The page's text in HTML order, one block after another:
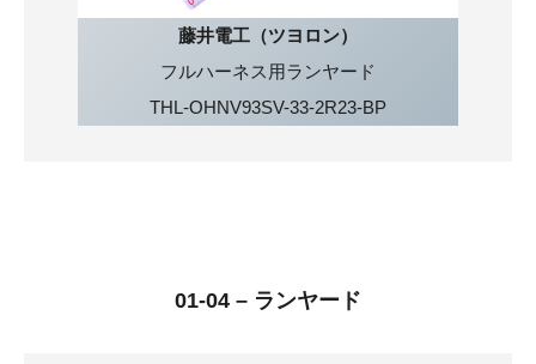
藤井電工（ツヨロン）
フルハーネス用ランヤード
THL-OHNV93SV-33-2R23-BP
01-04 – ランヤード